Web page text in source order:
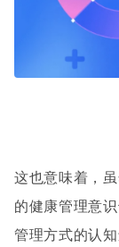
这也意味着，
的健康管理意
管理方式的认